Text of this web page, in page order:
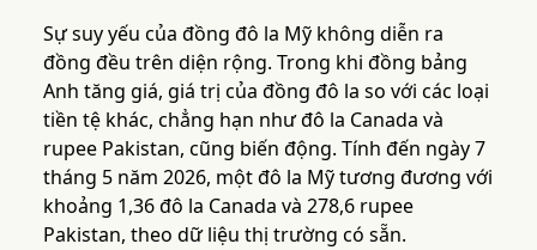
Sự suy yếu của đồng đô la Mỹ không diễn ra
đồng đều trên diện rộng. Trong khi đồng bảng
Anh tăng giá, giá trị của đồng đô la so với các loại
tiền tệ khác, chẳng hạn như đô la Canada và
rupee Pakistan, cũng biến động. Tính đến ngày 7
tháng 5 năm 2026, một đô la Mỹ tương đương với
khoảng 1,36 đô la Canada và 278,6 rupee
Pakistan, theo dữ liệu thị trường có sẵn.